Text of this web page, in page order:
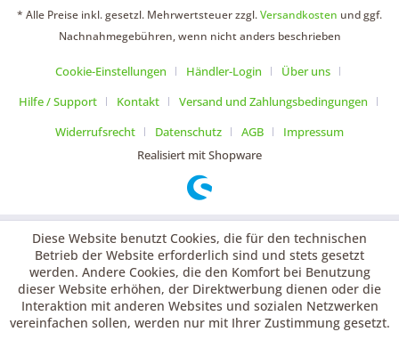
* Alle Preise inkl. gesetzl. Mehrwertsteuer zzgl.Versandkosten und ggf.
Nachnahmegebühren, wenn nicht anders beschrieben
Cookie-Einstellungen Händler-Login
Über uns
Hilfe / Support
Kontakt
Versand und Zahlungsbedingungen
Widerrufsrecht
Datenschutz AGB
Impressum
Realisiert mit Shopware
Diese Website benutzt Cookies, die für den technischen
Betrieb der Website erforderlich sind und stets gesetzt
werden. Andere Cookies, die den Komfort bei Benutzung
dieser Website erhöhen, der Direktwerbung dienen oder die
Interaktion mit anderen Websites und sozialen Netzwerken
vereinfachen sollen, werden nur mit Ihrer Zustimmung gesetzt.